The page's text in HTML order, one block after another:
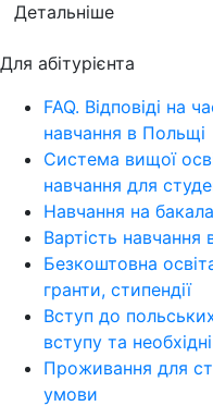
Детальніше
Для абітурієнта
FAQ. Відповіді на
навчання в Польщі
Система вищої
навчання для
Навчання на
Вартість навчання
Безкоштовна
гранти, стипендії
Вступ до
вступу та
Проживання для
умови